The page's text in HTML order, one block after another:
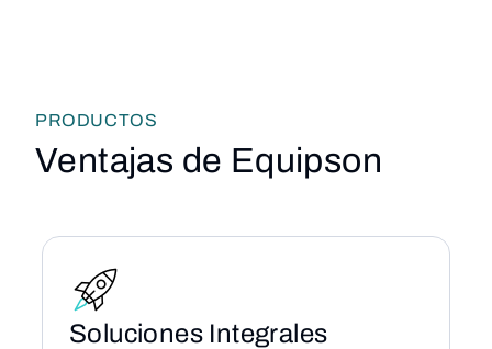
PRODUCTOS
Ventajas de Equipson
Soluciones Integrales